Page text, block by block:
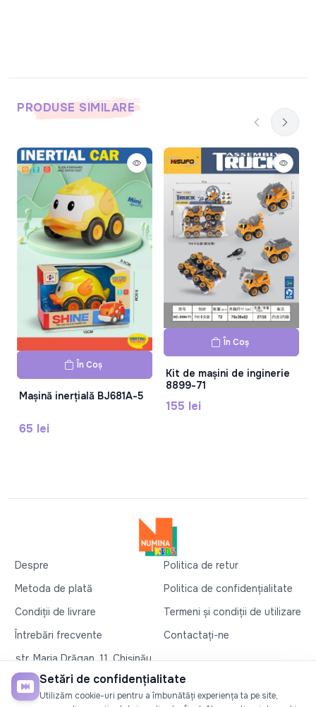
PRODUSE SIMILARE
În Coș
Mașină inerțială BJ681A-5
65 lei
În Coș
Kit de mașini de inginerie
8899-71
155 lei
Despre
Politica de retur
Metoda de plată
Politica de confidențialitate
Condiții de livrare
Termeni și condiții de utilizare
Întrebări frecvente
Contactați-ne
str. Maria Drăgan, 11, Chișinău
+37360327279
Setări de confidențialitate
Utilizăm cookie-uri pentru a îmbunătăți experiența ta pe site,